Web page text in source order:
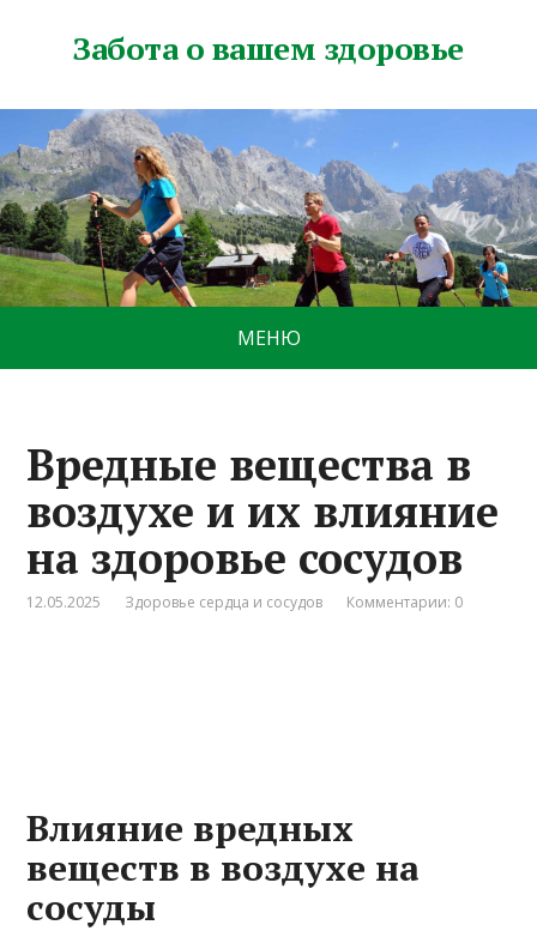
Забота о вашем здоровье
МЕНЮ
Вредные вещества в
воздухе и их влияние
на здоровье сосудов
12.05.2025 Здоровье сердца и сосудов Комментарии: 0
Влияние вредных
веществ в воздухе на
сосуды